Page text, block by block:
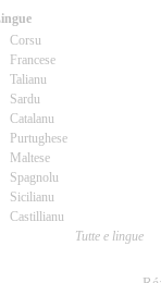
Corsu
Francese
Talianu
Sardu
Catalanu
Purtughese
Maltese
Spagnolu
Sicilianu
Castillianu
Tutte e lingue